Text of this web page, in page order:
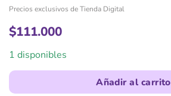
Precios exclusivos de Tienda Digital
$111.000
1 disponibles
Añadir al carrito